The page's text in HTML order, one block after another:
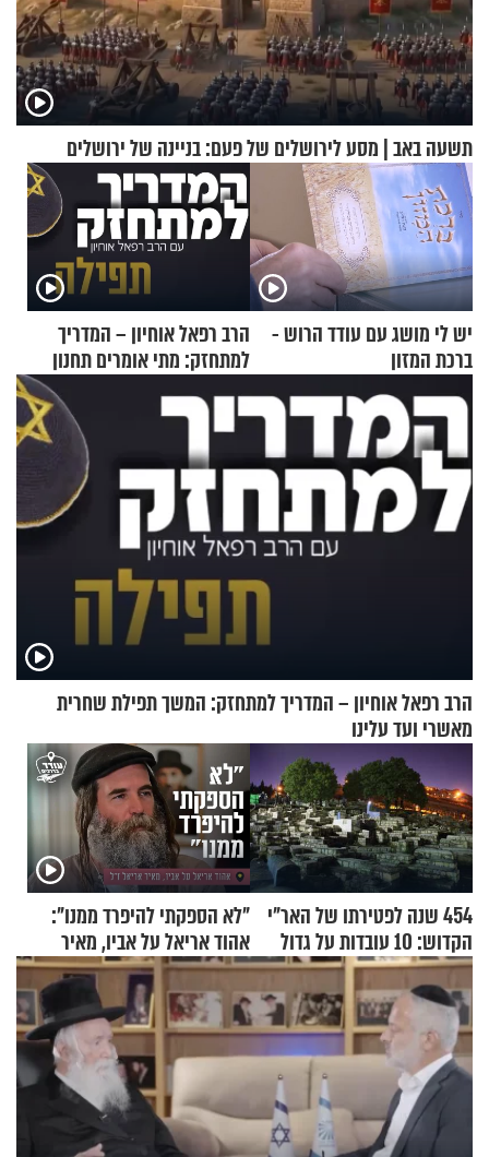
תשעה באב | מסע לירושלים של פעם: בניינה של ירושלים
יש לי מושג עם עודד הרוש -
ברכת המזון
הרב רפאל אוחיון – המדריך
למתחזק: מתי אומרים תחנון
ואיך עולים לתורה?
הרב רפאל אוחיון – המדריך למתחזק: המשך תפילת שחרית
מאשרי ועד עלינו
454 שנה לפטירתו של האר"י
הקדוש: 10 עובדות על גדול
מקובלי צפת
"לא הספקתי להיפרד ממנו":
אהוד אריאל על אביו, מאיר
אריאל ז"ל